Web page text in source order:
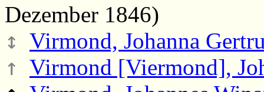
Dezember 1846)
↕ Virmond, Johanna
↑ Virmond [Viermond],